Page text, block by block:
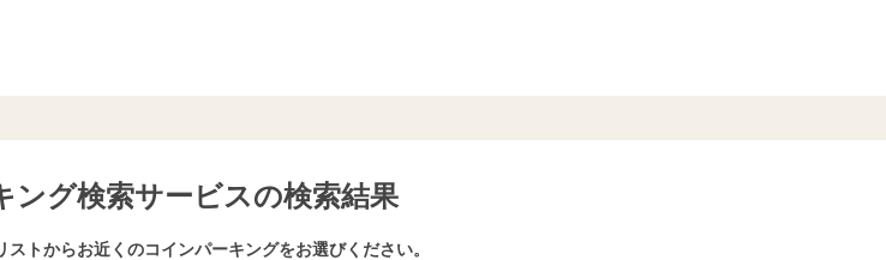
ング検索サービスの検索結果
トからお近くのコインパーキングをお選びください。